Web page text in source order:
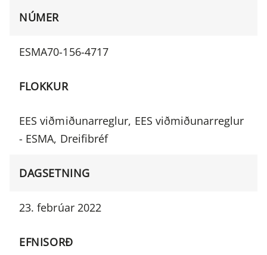
NÚMER
ESMA70-156-4717
FLOKKUR
EES viðmiðunarreglur, EES viðmiðunarreglur
- ESMA, Dreifibréf
DAGSETNING
23. febrúar 2022
EFNISORÐ